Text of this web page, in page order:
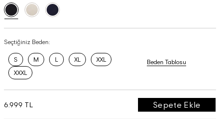
Seçtiğiniz Beden:
S M L XL
XXL
XXXL
Beden Tablosu
6.999 TL Sepete Ekle